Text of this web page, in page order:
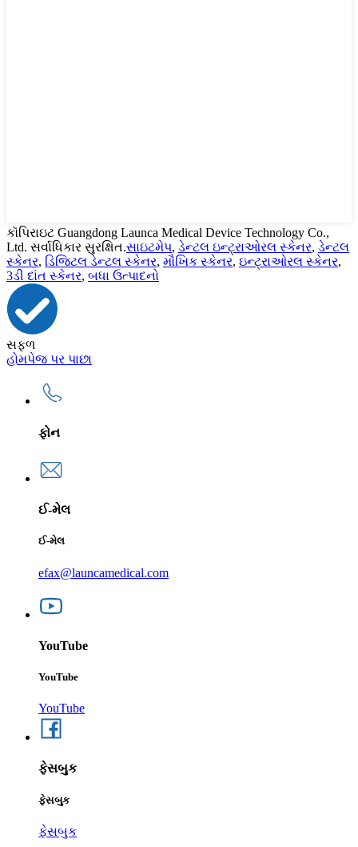
કૉપિરાઇટ Guangdong Launca Medical Device Technology Co.,
Ltd. સર્વાધિકાર સુરક્ષિત.સાઇટમેપ, ડેન્ટલ ઇન્ટ્રાઓરલ સ્કેનર, ડેન્ટલ
સ્કેનર, ડિજિટલ ડેન્ટલ સ્કેનર, મૌખિક સ્કેનર, ઇન્ટ્રાઓરલ સ્કેનર,
3ડી દાંત સ્કેનર, બધા ઉત્પાદનો
સફળ
હોમપેજ પર પાછા
ફોન
ઈ-મેલ
ઈ-મેલ
efax@launcamedical.com
YouTube
YouTube
YouTube
ફેસબુક
ફેસબુક
ફેસબુક